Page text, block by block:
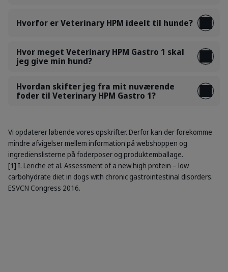
Hvorfor er Veterinary HPM ideelt til hunde?
Hvor meget Veterinary HPM Gastro 1 skal
jeg give min hund?
Hvordan skifter jeg fra mit nuværende
foder til Veterinary HPM Gastro 1?
Vi opdaterer løbende vores opskrifter. Derfor kan der forekomme
mindre afvigelser mellem information på webshoppen og
ingredienslisterne på foderposer og produktemballage.
[1] I. Leriche et al. Assessment of a new high protein – low
carbohydrate diet in dogs with chronic gastrointestinal disorders.
ESVCN Congress 2016.